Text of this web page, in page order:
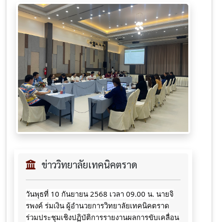
ข่าววิทยาลัยเทคนิคตราด
วันพุธที่ 10 กันยายน 2568 เวลา 09.00 น. นายจิ
รพงค์ ร่มเงิน ผู้อำนวยการวิทยาลัยเทคนิคตราด
ร่วมประชุมเชิงปฏิบัติการรายงานผลการขับเคลื่อน